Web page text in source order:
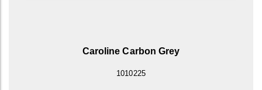
Caroline Carbon Grey
1010225